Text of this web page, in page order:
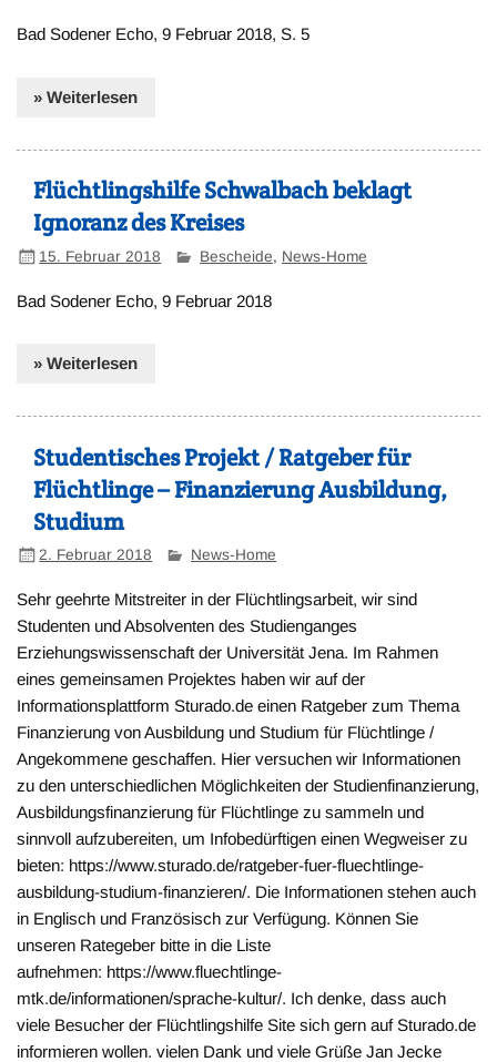
Bad Sodener Echo, 9 Februar 2018, S. 5
» Weiterlesen
Flüchtlingshilfe Schwalbach beklagt
Ignoranz des Kreises
15. Februar 2018 Bescheide, News-Home
Bad Sodener Echo, 9 Februar 2018
» Weiterlesen
Studentisches Projekt / Ratgeber für
Flüchtlinge – Finanzierung Ausbildung,
Studium
2. Februar 2018 News-Home
Sehr geehrte Mitstreiter in der Flüchtlingsarbeit, wir sind
Studenten und Absolventen des Studienganges
Erziehungswissenschaft der Universität Jena. Im Rahmen
eines gemeinsamen Projektes haben wir auf der
Informationsplattform Sturado.de einen Ratgeber zum Thema
Finanzierung von Ausbildung und Studium für Flüchtlinge /
Angekommene geschaffen. Hier versuchen wir Informationen
zu den unterschiedlichen Möglichkeiten der Studienfinanzierung,
Ausbildungsfinanzierung für Flüchtlinge zu sammeln und
sinnvoll aufzubereiten, um Infobedürftigen einen Wegweiser zu
bieten: https://www.sturado.de/ratgeber-fuer-fluechtlinge-
ausbildung-studium-finanzieren/. Die Informationen stehen auch
in Englisch und Französisch zur Verfügung. Können Sie
unseren Rategeber bitte in die Liste
aufnehmen: https://www.fluechtlinge-
mtk.de/informationen/sprache-kultur/. Ich denke, dass auch
viele Besucher der Flüchtlingshilfe Site sich gern auf Sturado.de
informieren wollen. vielen Dank und viele Grüße Jan Jecke